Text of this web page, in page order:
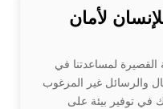
لأمان
لمساعدتنا في
والرسائل غير المرغوب
في توفير بيئة على